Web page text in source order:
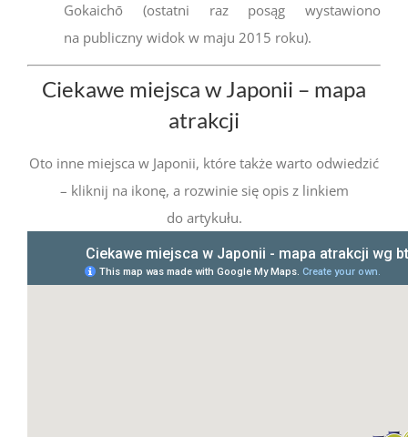
Gokaichō (ostatni raz posąg wystawiono
na publiczny widok w maju 2015 roku).
Ciekawe miejsca w Japonii – mapa
atrakcji
Oto inne miejsca w Japonii, które także warto odwiedzić
– kliknij na ikonę, a rozwinie się opis z linkiem
do artykułu.